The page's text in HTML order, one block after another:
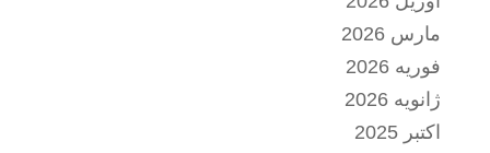
مارس 2026
فوریه 2026
ژانویه 2026
اکتبر 2025